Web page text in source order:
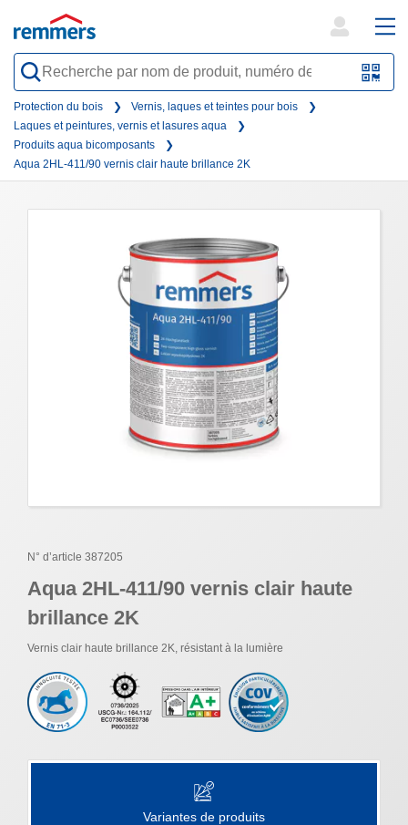
QR-
search
form
Protection du bois
Vernis, laques et teintes pour bois
Laques et peintures, vernis et lasures aqua
Produits aqua bicomposants
Aqua 2HL-411/90 vernis clair haute brillance 2K
N° d’article 387205
Aqua 2HL-411/90 vernis clair haute
brillance 2K
Vernis clair haute brillance 2K, résistant à la lumière
Variantes de produits